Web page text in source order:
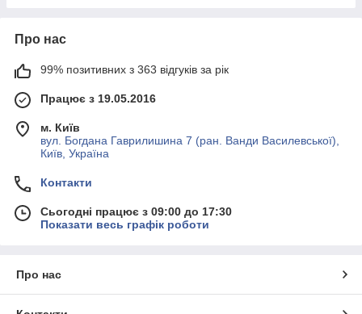
Про нас
99% позитивних з 363 відгуків за рік
Працює з 19.05.2016
м. Київ
вул. Богдана Гаврилишина 7 (ран. Ванди Василевської),
Київ, Україна
Контакти
Сьогодні працює з 09:00 до 17:30
Показати весь графік роботи
Про нас